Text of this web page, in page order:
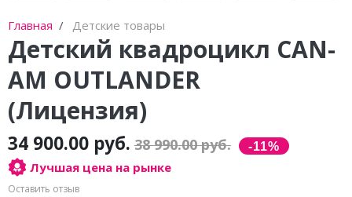
Главная Детские товары
Детский квадроцикл CAN-
AM OUTLANDER
(Лицензия)
34 900.00 руб. 38 990.00 руб.
Лучшая цена на рынке
Оставить отзыв